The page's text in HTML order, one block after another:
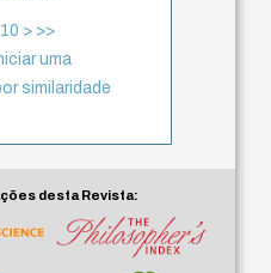
10 > >>
uma
similaridade
desta Revista: